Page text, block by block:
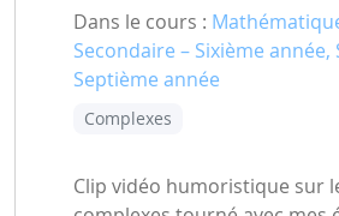
Dans le cours :
Secondaire – Sixième année,
Septième année
Complexes
Clip vidéo humoristique sur